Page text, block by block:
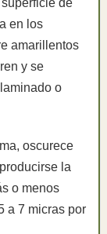
de
en los
amarillentos
y se
o
oscurece
la
o menos
a 7 micras por